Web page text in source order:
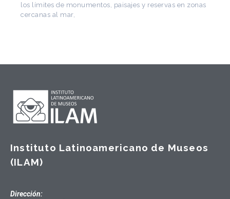
los límites de monumentos, paisajes y reservas en zonas
cercanas al mar,
Instituto Latinoamericano de Museos
(ILAM)
Dirección: